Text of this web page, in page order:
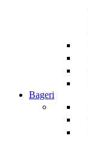
Bageri